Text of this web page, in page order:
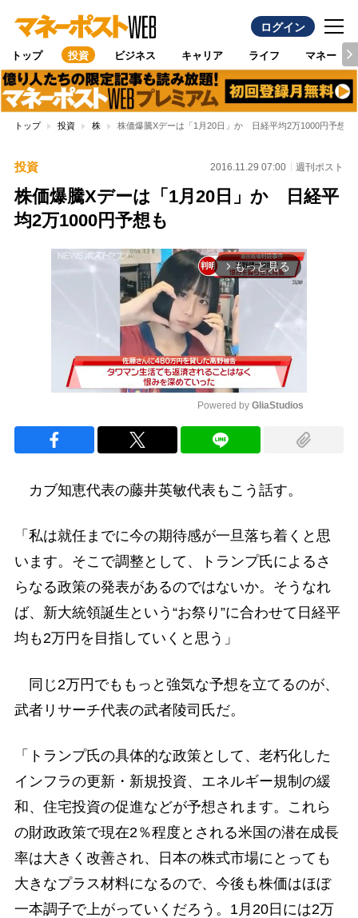
ログイン
トップ 投資 ビジネス キャリア ライフ マネー
トップ 投資 株 株価爆騰Xデーは「1月20日」か 日経平均2万1000円予想も
投資 2016.11.29 07:00 週刊ポスト
株価爆騰Xデーは「1月20日」か 日経平
均2万1000円予想も
arrow_forward_ios もっと見る
Powered by GliaStudios
カブ知恵代表の藤井英敏代表もこう話す。
「私は就任までに今の期待感が一旦落ち着くと思
います。そこで調整として、トランプ氏によるさ
らなる政策の発表があるのではないか。そうなれ
ば、新大統領誕生という“お祭り”に合わせて日経平
均も2万円を目指していくと思う」
同じ2万円でももっと強気な予想を立てるのが、
武者リサーチ代表の武者陵司氏だ。
「トランプ氏の具体的な政策として、老朽化した
インフラの更新・新規投資、エネルギー規制の緩
和、住宅投資の促進などが予想されます。これら
の財政政策で現在2％程度とされる米国の潜在成長
率は大きく改善され、日本の株式市場にとっても
大きなプラス材料になるので、今後も株価はほぼ
一本調子で上がっていくだろう。1月20日には2万